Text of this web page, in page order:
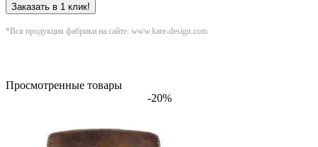
Заказать в 1 клик!
*Вся продукция фабрики на сайте: www.kare-design.com
Просмотренные товары
-20%